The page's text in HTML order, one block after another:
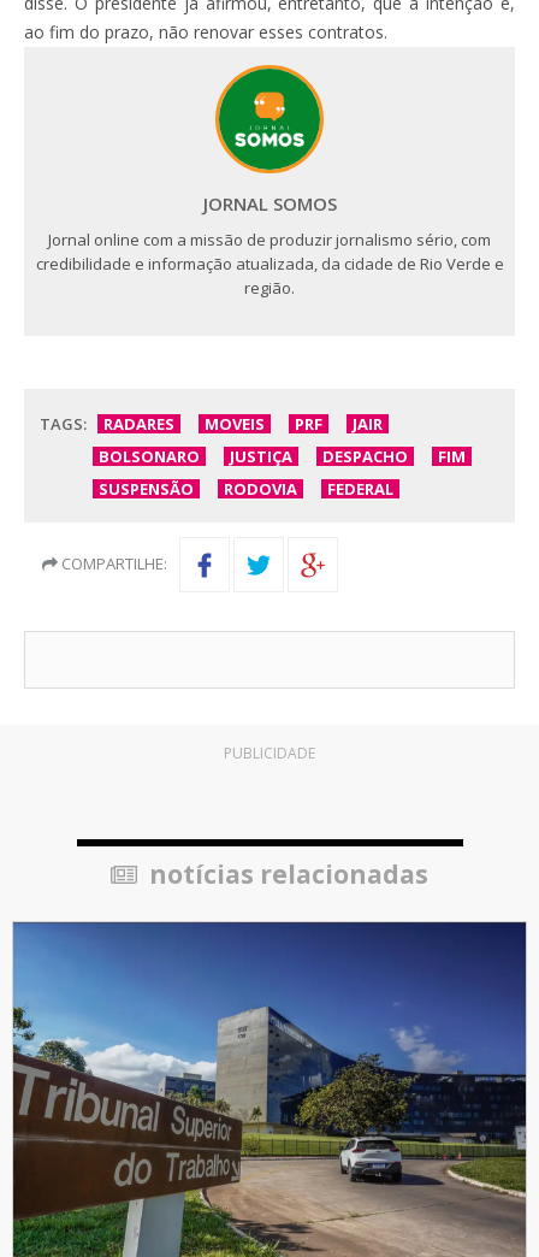
ao fim do prazo, não renovar esses contratos.
JORNAL SOMOS
Jornal online com a missão de produzir jornalismo sério, com
credibilidade e informação atualizada, da cidade de Rio Verde e
região.
TAGS: RADARES MOVEIS PRF
JAIR
BOLSONARO
JUSTIÇA DESPACHO
FIM
SUSPENSÃO
RODOVIA FEDERAL
COMPARTILHE:
PUBLICIDADE
notícias relacionadas